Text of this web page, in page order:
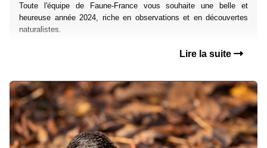
Toute l'équipe de Faune-France vous souhaite une belle et
heureuse année 2024, riche en observations et en découvertes
naturalistes.
Lire la suite